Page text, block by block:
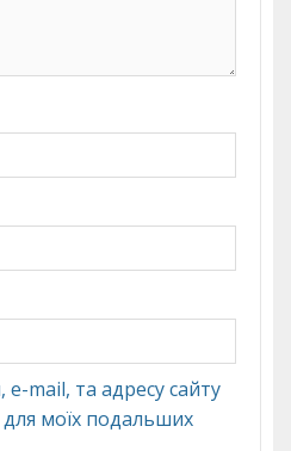
e-mail, та адресу сайту
моїх подальших